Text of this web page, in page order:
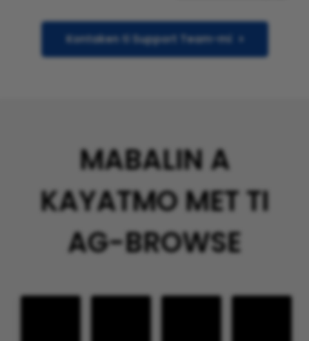
Kontaken ti Support Team-mi
MABALIN A
KAYATMO MET TI
AG-BROWSE